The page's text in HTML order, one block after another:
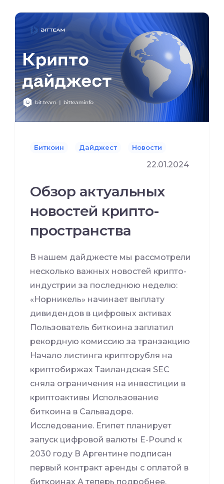
Биткоин Дайджест Новости
22.01.2024
Обзор актуальных
новостей крипто-
пространства
В нашем дайджесте мы рассмотрели
несколько важных новостей крипто-
индустрии за последнюю неделю:
«Норникель» начинает выплату
дивидендов в цифровых активах
Пользователь биткоина заплатил
рекордную комиссию за транзакцию
Начало листинга крипторубля на
криптобиржах Таиландская SEC
сняла ограничения на инвестиции в
криптоактивы Использование
биткоина в Сальвадоре.
Исследование. Египет планирует
запуск цифровой валюты E-Pound к
2030 году В Аргентине подписан
первый контракт аренды с оплатой в
биткоинах А теперь подробнее.